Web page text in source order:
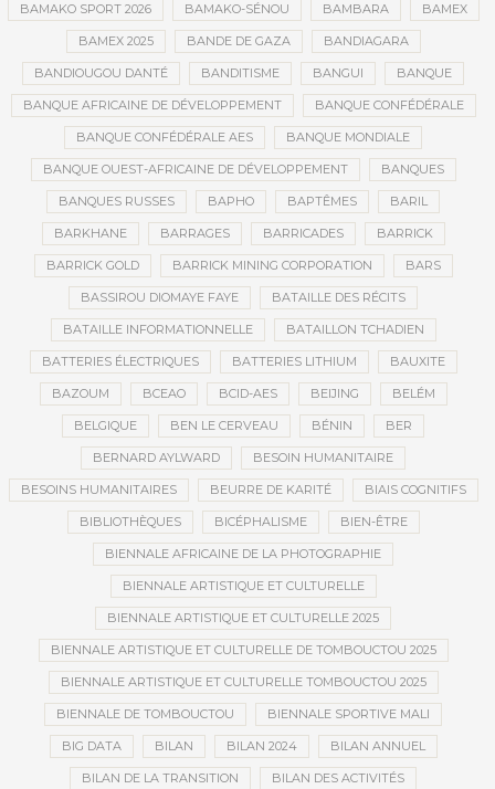
BAMAKO SPORT 2026 BAMAKO-SÉNOU BAMBARA BAMEX
BAMEX 2025 BANDE DE GAZA BANDIAGARA
BANDIOUGOU DANTÉ BANDITISME BANGUI BANQUE
BANQUE AFRICAINE DE DÉVELOPPEMENT BANQUE CONFÉDÉRALE
BANQUE CONFÉDÉRALE AES BANQUE MONDIALE
BANQUE OUEST-AFRICAINE DE DÉVELOPPEMENT BANQUES
BANQUES RUSSES BAPHO BAPTÊMES BARIL
BARKHANE BARRAGES BARRICADES BARRICK
BARRICK GOLD BARRICK MINING CORPORATION BARS
BASSIROU DIOMAYE FAYE BATAILLE DES RÉCITS
BATAILLE INFORMATIONNELLE BATAILLON TCHADIEN
BATTERIES ÉLECTRIQUES BATTERIES LITHIUM BAUXITE
BAZOUM BCEAO BCID-AES BEIJING BELÉM
BELGIQUE BEN LE CERVEAU BÉNIN BER
BERNARD AYLWARD BESOIN HUMANITAIRE
BESOINS HUMANITAIRES BEURRE DE KARITÉ BIAIS COGNITIFS
BIBLIOTHÈQUES BICÉPHALISME BIEN-ÊTRE
BIENNALE AFRICAINE DE LA PHOTOGRAPHIE
BIENNALE ARTISTIQUE ET CULTURELLE
BIENNALE ARTISTIQUE ET CULTURELLE 2025
BIENNALE ARTISTIQUE ET CULTURELLE DE TOMBOUCTOU 2025
BIENNALE ARTISTIQUE ET CULTURELLE TOMBOUCTOU 2025
BIENNALE DE TOMBOUCTOU BIENNALE SPORTIVE MALI
BIG DATA BILAN BILAN 2024 BILAN ANNUEL
BILAN DE LA TRANSITION BILAN DES ACTIVITÉS